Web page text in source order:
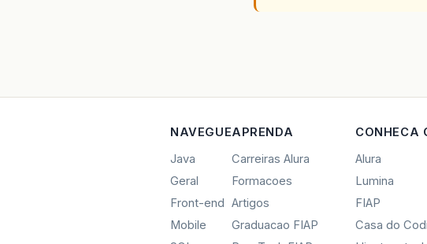
NAVEGUE
Java
Geral
Front-end
Mobile
APRENDA
Carreiras Alura
Formacoes
Artigos
Graduacao FIAP
CONHECA
Alura
Lumina
FIAP
Casa do